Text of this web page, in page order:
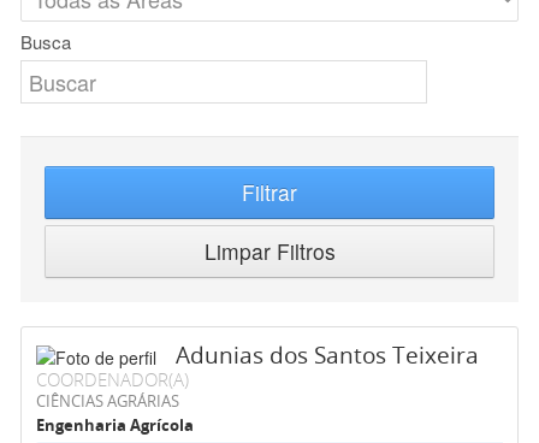
Busca
Filtrar
Limpar Filtros
Adunias dos Santos Teixeira
COORDENADOR(A)
CIÊNCIAS AGRÁRIAS
Engenharia Agrícola